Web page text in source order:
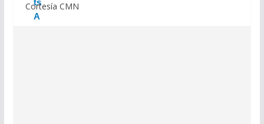
Cortesía CMN